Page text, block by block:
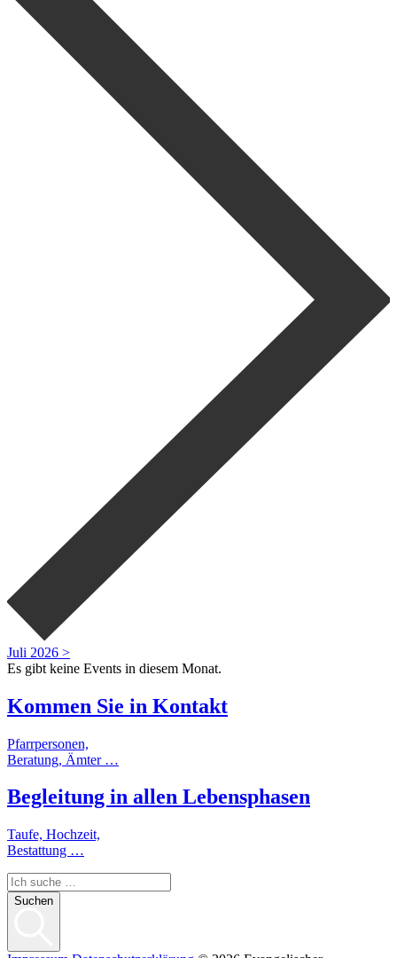
Juli 2026 >
Es gibt keine Events in diesem Monat.
Kommen Sie in Kontakt
Pfarrpersonen,
Beratung, Ämter …
Begleitung in allen Lebensphasen
Taufe, Hochzeit,
Bestattung …
Suchen